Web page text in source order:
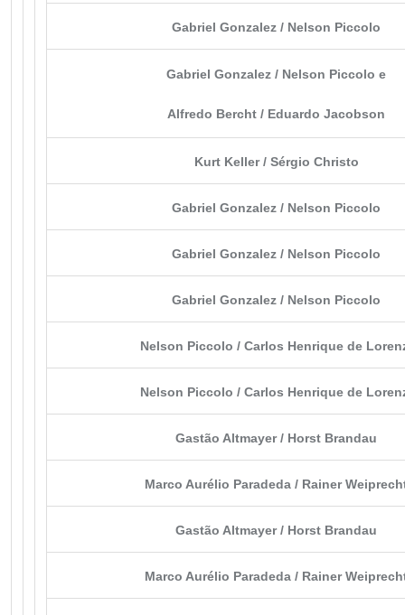
Gabriel Gonzalez / Nelson Piccolo
Gabriel Gonzalez / Nelson Piccolo e
Alfredo Bercht / Eduardo Jacobson
Kurt Keller / Sérgio Christo
Gabriel Gonzalez / Nelson Piccolo
Gabriel Gonzalez / Nelson Piccolo
Gabriel Gonzalez / Nelson Piccolo
Nelson Piccolo / Carlos Henrique de
Nelson Piccolo / Carlos Henrique de
Gastão Altmayer / Horst Brandau
Marco Aurélio Paradeda / Rainer
Gastão Altmayer / Horst Brandau
Marco Aurélio Paradeda / Rainer